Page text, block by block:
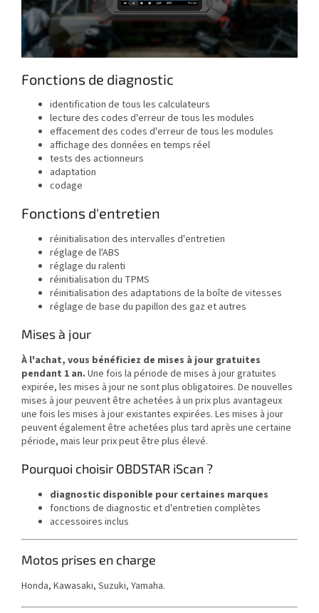
Fonctions de diagnostic
identification de tous les calculateurs
lecture des codes d'erreur de tous les modules
effacement des codes d'erreur de tous les modules
affichage des données en temps réel
tests des actionneurs
adaptation
codage
Fonctions d'entretien
réinitialisation des intervalles d'entretien
réglage de l'ABS
réglage du ralenti
réinitialisation du TPMS
réinitialisation des adaptations de la boîte de vitesses
réglage de base du papillon des gaz et autres
Mises à jour
À l'achat, vous bénéficiez de mises à jour gratuites
pendant 1 an. Une fois la période de mises à jour gratuites
expirée, les mises à jour ne sont plus obligatoires. De nouvelles
mises à jour peuvent être achetées à un prix plus avantageux
une fois les mises à jour existantes expirées. Les mises à jour
peuvent également être achetées plus tard après une certaine
période, mais leur prix peut être plus élevé.
Pourquoi choisir OBDSTAR iScan ?
diagnostic disponible pour certaines marques
fonctions de diagnostic et d'entretien complètes
accessoires inclus
Motos prises en charge
Honda, Kawasaki, Suzuki, Yamaha.